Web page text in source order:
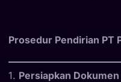
Prosedur Pendirian PT
1. Persiapkan